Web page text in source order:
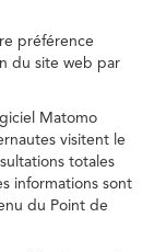
préférence
du site web par
Matomo
visitent le
totales
informations sont
du Point de